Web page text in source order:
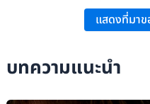
รศ. ดร. นพ. กิติรัตน์ เตชะไตรศักดิ์
Debra Sullivan, PhD, MSN,
Period Is Light?”
แสดงที่มา
บทความแนะนำ